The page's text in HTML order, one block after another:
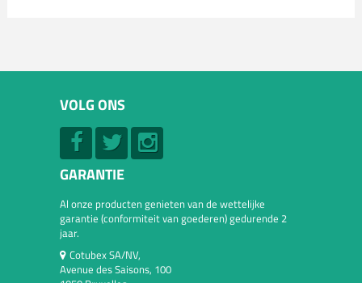
VOLG ONS
GARANTIE
Al onze producten genieten van de wettelijke
garantie (conformiteit van goederen) gedurende 2
jaar.
Cotubex SA/NV,
Avenue des Saisons, 100